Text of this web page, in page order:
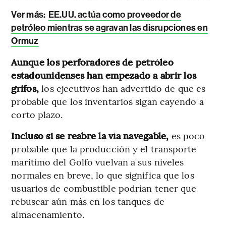
Ver más: EE.UU. actúa como proveedor de
petróleo mientras se agravan las disrupciones en
Ormuz
Aunque los perforadores de petróleo
estadounidenses han empezado a abrir los
grifos,los ejecutivos han advertido de que es
probable que los inventarios sigan cayendo a
corto plazo.
Incluso si se reabre la vía navegable, es poco
probable que la producción y el transporte
marítimo del Golfo vuelvan a sus niveles
normales en breve, lo que significa que los
usuarios de combustible podrían tener que
rebuscar aún más en los tanques de
almacenamiento.